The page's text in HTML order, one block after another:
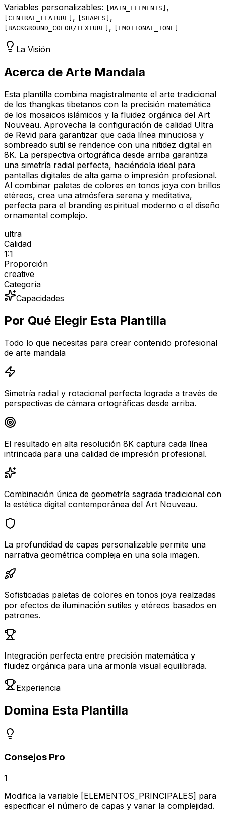
Variables personalizables:
MAIN_ELEMENTS ,
CENTRAL_FEATURE , SHAPES ,
BACKGROUND_COLOR/TEXTURE , EMOTIONAL_TONE
La Visión
Acerca de Arte Mandala
Esta plantilla combina magistralmente el arte tradicional
de los thangkas tibetanos con la precisión matemática
de los mosaicos islámicos y la fluidez orgánica del Art
Nouveau. Aprovecha la configuración de calidad Ultra
de Revid para garantizar que cada línea minuciosa y
sombreado sutil se renderice con una nitidez digital en
8K. La perspectiva ortográfica desde arriba garantiza
una simetría radial perfecta, haciéndola ideal para
pantallas digitales de alta gama o impresión profesional.
Al combinar paletas de colores en tonos joya con brillos
etéreos, crea una atmósfera serena y meditativa,
perfecta para el branding espiritual moderno o el diseño
ornamental complejo.
ultra
Calidad
1:1
Proporción
creative
Categoría
Capacidades
Por Qué Elegir Esta Plantilla
Todo lo que necesitas para crear contenido profesional
de arte mandala
Simetría radial y rotacional perfecta lograda a través de
perspectivas de cámara ortográficas desde arriba.
El resultado en alta resolución 8K captura cada línea
intrincada para una calidad de impresión profesional.
Combinación única de geometría sagrada tradicional con
la estética digital contemporánea del Art Nouveau.
La profundidad de capas personalizable permite una
narrativa geométrica compleja en una sola imagen.
Sofisticadas paletas de colores en tonos joya realzadas
por efectos de iluminación sutiles y etéreos basados en
patrones.
Integración perfecta entre precisión matemática y
fluidez orgánica para una armonía visual equilibrada.
Experiencia
Domina Esta Plantilla
Consejos Pro
1
Modifica la variable [ELEMENTOS_PRINCIPALES] para
especificar el número de capas y variar la complejidad.